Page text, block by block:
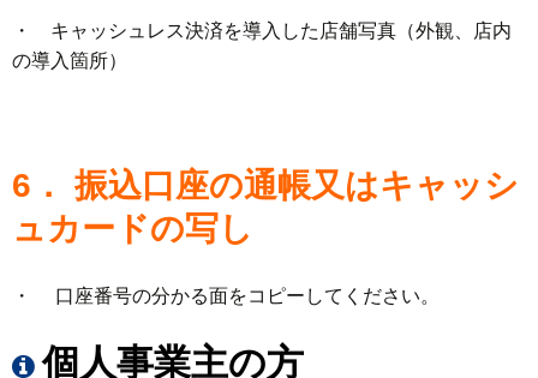
・ キャッシュレス決済を導入した店舗写真（外観、店内
の導入箇所）
6． 振込口座の通帳又はキャッシ
ュカードの写し
・ 口座番号の分かる面をコピーしてください。
個人事業主の方